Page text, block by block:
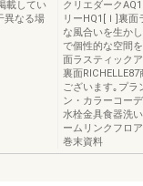
載してい
異なる場
クリエダーク
リーHQ1[Ｉ]裏
な風合いを生か
で個性的な空間
面ラスティック
裏面
ございます｡プラ
ン・カラーコー
水栓金具食器洗
ームリンクフロ
巻末資料